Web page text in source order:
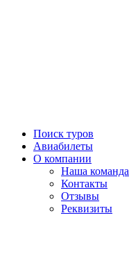
Поиск туров
Авиабилеты
О компании
Наша команда
Контакты
Отзывы
Реквизиты